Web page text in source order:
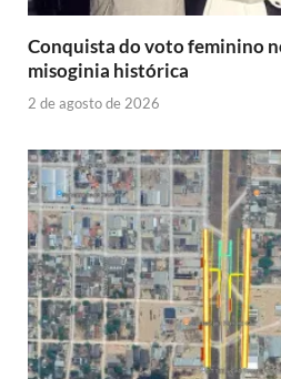
Conquista do voto feminino
misoginia histórica
2 de agosto de 2026